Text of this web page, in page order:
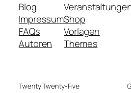
Blog
Impressum
FAQs
Autoren
Shop
Vorlagen
Themes
Twenty Twenty-Five